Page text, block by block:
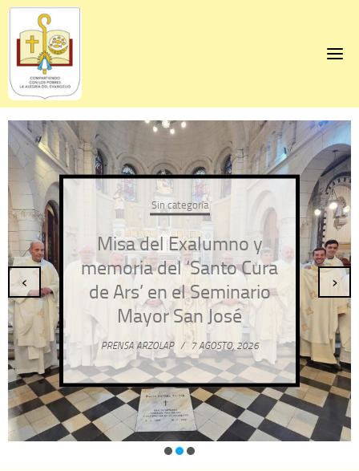
Skip
content
Sin categoría
Misa del Exalumno y
memoria del ‘Santo Cura
de Ars’ en el Seminario
Mayor San José
PRENSA ARZOLAP / 7 AGOSTO, 2026
‹ ›